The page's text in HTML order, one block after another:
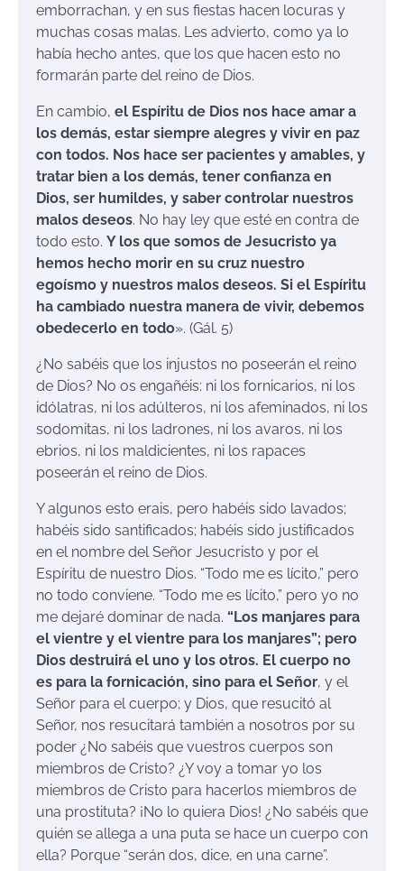
emborrachan, y en sus fiestas hacen locuras y
muchas cosas malas. Les advierto, como ya lo
había hecho antes, que los que hacen esto no
formarán parte del reino de Dios.
En cambio, el Espíritu de Dios nos hace amar a
los demás, estar siempre alegres y vivir en paz
con todos. Nos hace ser pacientes y amables, y
tratar bien a los demás, tener confianza en
Dios, ser humildes, y saber controlar nuestros
malos deseos. No hay ley que esté en contra de
todo esto. Y los que somos de Jesucristo ya
hemos hecho morir en su cruz nuestro
egoísmo y nuestros malos deseos. Si el Espíritu
ha cambiado nuestra manera de vivir, debemos
obedecerlo en todo». (Gál. 5)
¿No sabéis que los injustos no poseerán el reino
de Dios? No os engañéis: ni los fornicarios, ni los
idólatras, ni los adúlteros, ni los afeminados, ni los
sodomitas, ni los ladrones, ni los avaros, ni los
ebrios, ni los maldicientes, ni los rapaces
poseerán el reino de Dios.
Y algunos esto erais, pero habéis sido lavados;
habéis sido santificados; habéis sido justificados
en el nombre del Señor Jesucristo y por el
Espíritu de nuestro Dios. “Todo me es lícito,” pero
no todo conviene. “Todo me es lícito,” pero yo no
me dejaré dominar de nada. “Los manjares para
el vientre y el vientre para los manjares”; pero
Dios destruirá el uno y los otros. El cuerpo no
es para la fornicación, sino para el Señor, y el
Señor para el cuerpo; y Dios, que resucitó al
Señor, nos resucitará también a nosotros por su
poder ¿No sabéis que vuestros cuerpos son
miembros de Cristo? ¿Y voy a tomar yo los
miembros de Cristo para hacerlos miembros de
una prostituta? ¡No lo quiera Dios! ¿No sabéis que
quién se allega a una puta se hace un cuerpo con
ella? Porque “serán dos, dice, en una carne”.